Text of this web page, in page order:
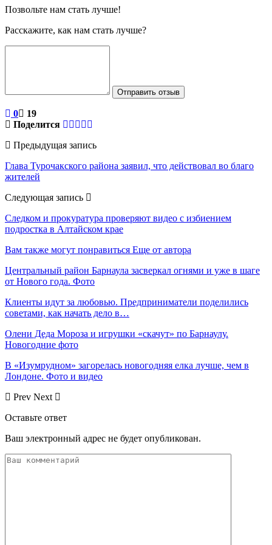
Позвольте нам стать лучше!
Расскажите, как нам стать лучше?
Отправить отзыв
0
19
Поделится
Предыдущая запись
Глава Турочакского района заявил, что действовал во благо
жителей
Следующая запись
Следком и прокуратура проверяют видео с избиением
подростка в Алтайском крае
Вам также могут понравиться Еще от автора
Центральный район Барнаула засверкал огнями и уже в шаге
от Нового года. Фото
Клиенты идут за любовью. Предприниматели поделились
советами, как начать дело в…
Олени Деда Мороза и игрушки «скачут» по Барнаулу.
Новогодние фото
В «Изумрудном» загорелась новогодняя елка лучше, чем в
Лондоне. Фото и видео
Prev Next
Оставьте ответ
Ваш электронный адрес не будет опубликован.